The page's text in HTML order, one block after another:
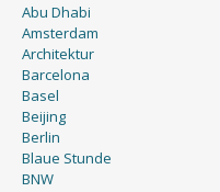
Abu Dhabi
Amsterdam
Architektur
Barcelona
Basel
Beijing
Berlin
Blaue Stunde
BNW